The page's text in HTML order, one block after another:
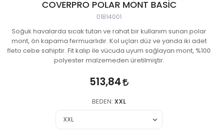
COVERPRO POLAR MONT BASİC
01B14001
Soğuk havalarda sıcak tutan ve rahat bir kullanım sunan polar
mont, ön kapama fermuarlıdır. Kol uçları düz ve yanda iki adet
fleto cebe sahiptir. Fit kalıp ile vücuda uyum sağlayan mont, %100
polyester malzemeden üretilmiştir.
513,84
BEDEN: XXL